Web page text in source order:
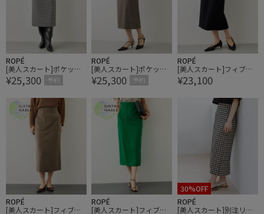
ROPÉ
[美人スカート]ポケット
付きラメタイトスカート
(千鳥格子・グレンチェッ
ク柄)/26AW
¥25,300 予約
ROPÉ
[美人スカート]ポケット
付きラメタイトスカート
(千鳥格子・グレンチェッ
ク柄)/26AW
¥25,300 予約
ROPÉ
[美人スカート]フィブリ
ルキュプラポケット付き
タイトスカート/イージ
ーケア・26AW【J'aDoR
e・一部店舗限定サイ
¥23,100
ROPÉ
[美人スカート]フィブリ
ROPÉ
[美人スカート]フィブリ
30%OFF
ROPÉ
[美人スカート]別注リネ